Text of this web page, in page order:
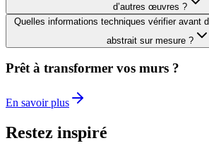
d’autres œuvres ?
Quelles informations techniques vérifier avant
abstrait sur mesure ?
Prêt à transformer vos murs ?
En savoir plus
Restez inspiré